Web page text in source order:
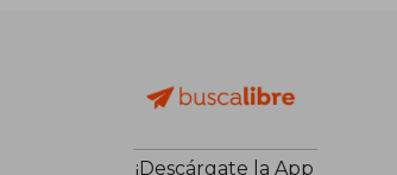
¡Descárgate la App